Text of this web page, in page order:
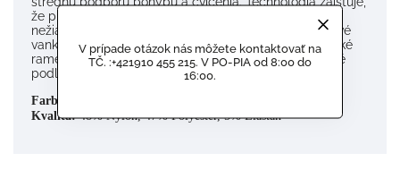
V prípade otázok nás môžete kontaktovať na
TČ. :+421910 455 215. V PO-PIA od 8:00 do
16:00.
že pri cvičení nezažijete trenie alebo podráždenie z
nežiaducich švov. Podprsenka má odnímateľné penové
vankúšiky a podporný rebrovaný spodný pás. Elastické
ramenné popruhy s krížovým chrbtom sú nastaviteľné
podľa požadovaného strihu.
Farba:
Kvalita: 48% Nylon, 47% Polyester, 5% Elastan